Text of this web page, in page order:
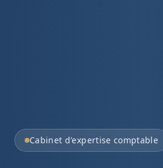
Cabinet d'expertise comptable